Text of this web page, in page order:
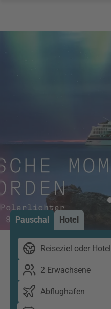
Pauschal Hotel
Reiseziel oder Hotel
2 Erwachsene
Abflughafen